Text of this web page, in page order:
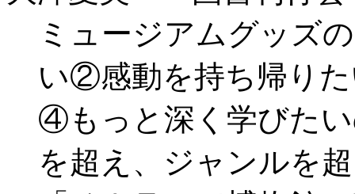
ミュージアムグッズ
い②感動を持ち帰り
④もっと深く学びた
を超え、ジャンルを